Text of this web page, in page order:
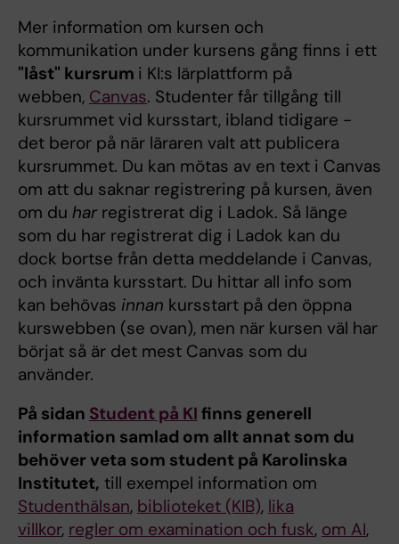
Mer information om kursen och
kommunikation under kursens gång finns i ett
"låst" kursrum i KI:s lärplattform på
webben, Canvas. Studenter får tillgång till
kursrummet vid kursstart, ibland tidigare -
det beror på när läraren valt att publicera
kursrummet. Du kan mötas av en text i Canvas
om att du saknar registrering på kursen, även
om du har registrerat dig i Ladok. Så länge
som du har registrerat dig i Ladok kan du
dock bortse från detta meddelande i Canvas,
och invänta kursstart. Du hittar all info som
kan behövas innan kursstart på den öppna
kurswebben (se ovan), men när kursen väl har
börjat så är det mest Canvas som du
använder.
På sidan Student på KI finns generell
information samlad om allt annat som du
behöver veta som student på Karolinska
Institutet, till exempel information om
Studenthälsan, biblioteket (KIB), lika
villkor, regler om examination och fusk, om AI,